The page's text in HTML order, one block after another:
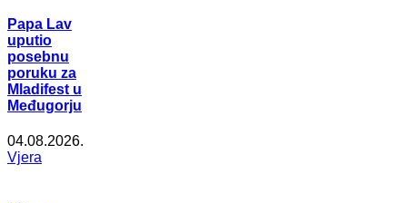
Papa Lav
uputio
posebnu
poruku za
Mladifest u
Međugorju
04.08.2026.
Vjera